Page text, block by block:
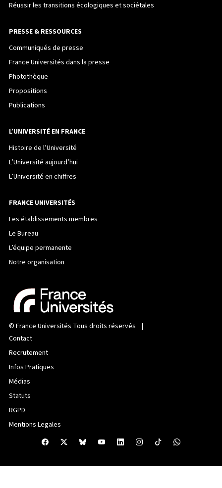
Réussir les transitions écologiques et sociétales
PRESSE & RESSOURCES
Communiqués de presse
France Universités dans la presse
Photothèque
Propositions
Publications
L’UNIVERSITÉ EN FRANCE
Histoire de l’Université
L’Université aujourd’hui
L’Université en chiffres
FRANCE UNIVERSITÉS
Les établissements membres
Le Bureau
L’équipe permanente
Notre organisation
© France Universités Tous droits réservés |
Contact
Recrutement
Infos Pratiques
Médias
Statuts
RGPD
Mentions Legales